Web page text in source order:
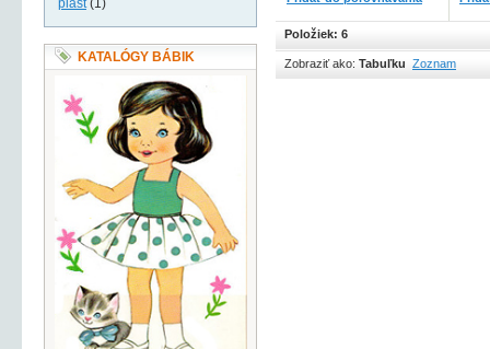
Položiek: 6
Zobraziť ako: Tabuľku Zoznam
plast(1)
KATALÓGY BÁBIK